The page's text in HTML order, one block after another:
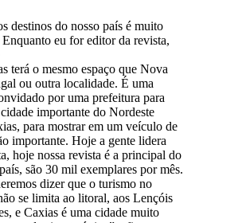
destinos do nosso país é muito
eu for editor da revista,
terá o mesmo espaço que Nova
ou outra localidade. É uma
por uma prefeitura para
importante do Nordeste
para mostrar em um veículo de
importante. Hoje a gente lidera
hoje nossa revista é a principal do
são 30 mil exemplares por mês.
dizer que o turismo no
se limita ao litoral, aos Lençóis
e Caxias é uma cidade muito